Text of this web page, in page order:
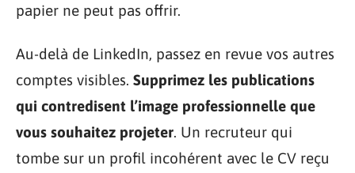
papier ne peut pas offrir.
Au-delà de LinkedIn, passez en revue vos autres
comptes visibles. Supprimez les publications
qui contredisent l’image professionnelle que
vous souhaitez projeter. Un recruteur qui
tombe sur un profil incohérent avec le CV reçu